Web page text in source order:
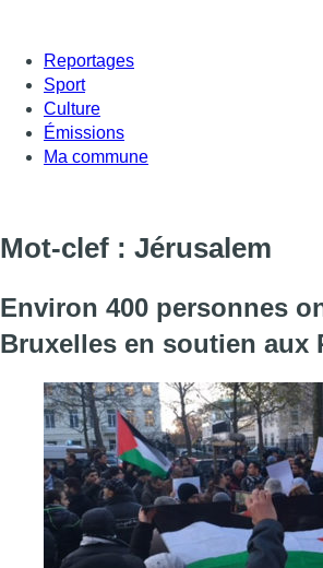
Reportages
Sport
Culture
Émissions
Ma commune
Mot-clef : Jérusalem
Environ 400 personnes
Bruxelles en soutien aux